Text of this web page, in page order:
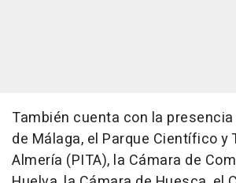
También cuenta con la
de Málaga, el Parque Científico y
Almería (PITA), la Cámara de